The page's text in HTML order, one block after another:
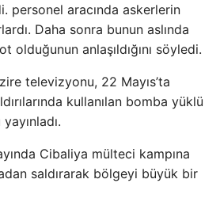
personel aracında askerlerin
Daha sonra bunun aslında
olduğunun anlaşıldığını söyledi.
televizyonu, 22 Mayıs’ta
kullanılan bomba yüklü
Cibaliya mülteci kampına
saldırarak bölgeyi büyük bir